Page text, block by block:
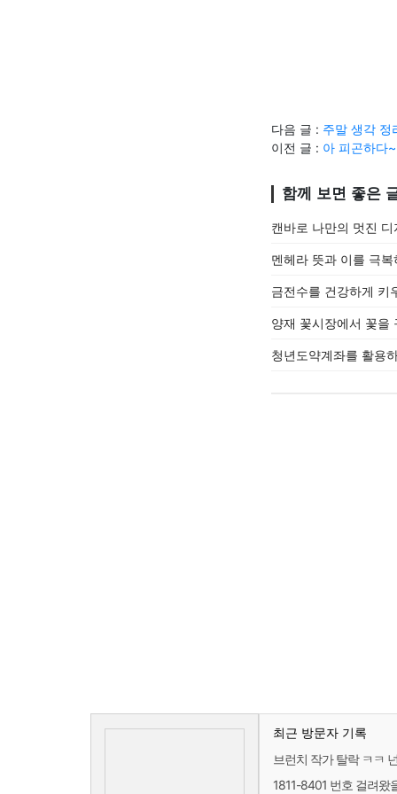
다음 글 : 주말 생각 정
이전 글 : 아 피곤하다
함께 보면 좋은
캔바로 나만의 멋진
멘헤라 뜻과 이를 극
금전수를 건강하게 키
양재 꽃시장에서 꽃을
청년도약계좌를 활용
최근 방문자 기록
브런치 작가 탈락 ㅋㅋ
1811-8401 번호 걸려왔